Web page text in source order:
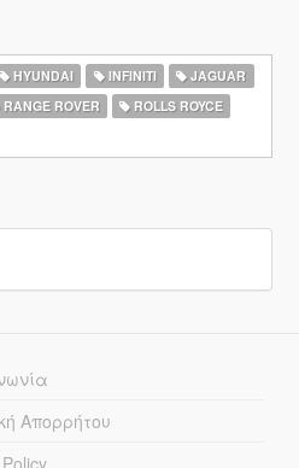
HYUNDAI INFINITI
JAGUAR
RANGE ROVER
ROLLS ROYCE
Απορρήτου